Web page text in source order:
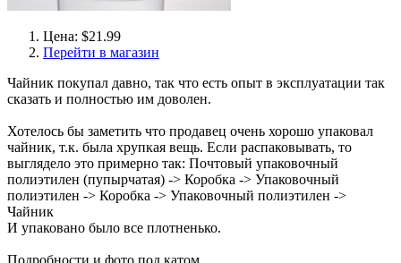
Цена: $21.99
Перейти в магазин
Чайник покупал давно, так что есть опыт в эксплуатации так
сказать и полностью им доволен.
Хотелось бы заметить что продавец очень хорошо упаковал
чайник, т.к. была хрупкая вещь. Если распаковывать, то
выглядело это примерно так: Почтовый упаковочный
полиэтилен (пупырчатая) -> Коробка -> Упаковочный
полиэтилен -> Коробка -> Упаковочный полиэтилен ->
Чайник
И упаковано было все плотненько.
Подробности и фото под катом